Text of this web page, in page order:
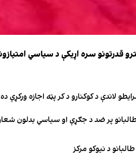
قدرتونو سره اړیکې د سیاسي
لاندې د کوکنارو د کر پټه اجازه ورکړې ده
پر ضد د جګړې او سیاسي بدلون
د نیوکو مرکز